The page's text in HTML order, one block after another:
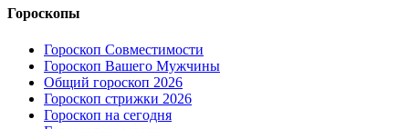
Гороскопы
Гороскоп Совместимости
Гороскоп Вашего Мужчины
Общий гороскоп 2026
Гороскоп стрижки 2026
Гороскоп на сегодня